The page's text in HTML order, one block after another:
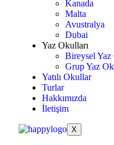
Kanada
Malta
Avustralya
Dubai
Yaz Okulları
Bireysel Yaz
Grup Yaz
Yatılı Okullar
Turlar
Hakkımızda
İletişim
X